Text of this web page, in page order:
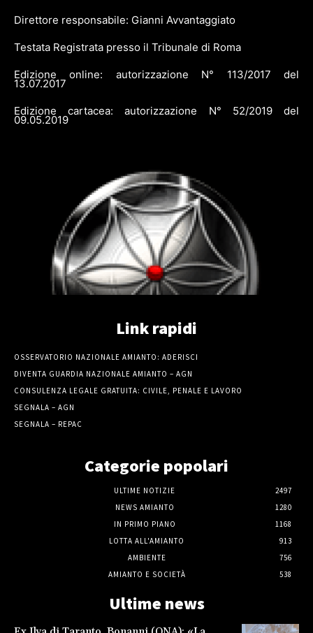
Direttore responsabile: Gianni Avvantaggiato
Testata Registrata presso il Tribunale di Roma
Edizione online: autorizzazione N° 113/2017 del
13.07.2017
Edizione cartacea: autorizzazione N° 52/2019 del
09.05.2019
Link rapidi
OSSERVATORIO NAZIONALE AMIANTO: ADERISCI
DIVENTA GUARDIA NAZIONALE AMIANTO – AGN
CONSULENZA LEGALE GRATUITA: CIVILE, PENALE E LAVORO
SEGNALA – AGN
SEGNALA – REPAC
Categorie popolari
ULTIME NOTIZIE
2497
NEWS AMIANTO
1280
IN PRIMO PIANO
1168
LOTTA ALL'AMIANTO
913
AMBIENTE
756
AMIANTO E SOCIETÀ
538
Ultime news